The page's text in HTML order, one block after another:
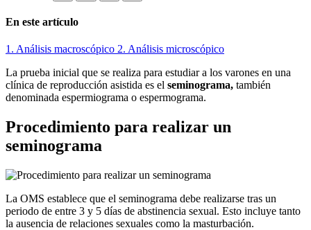
En este artículo
1. Análisis macroscópico 2. Análisis microscópico
La prueba inicial que se realiza para estudiar a los varones en una
clínica de reproducción asistida es el seminograma, también
denominada espermiograma o espermograma.
Procedimiento para realizar un
seminograma
La OMS establece que el seminograma debe realizarse tras un
periodo de entre 3 y 5 días de abstinencia sexual. Esto incluye tanto
la ausencia de relaciones sexuales como la masturbación.